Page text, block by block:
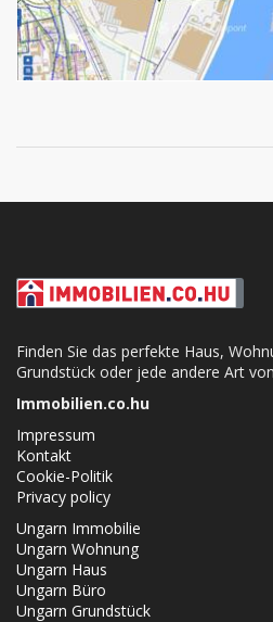
Finden Sie das perfekte Haus,
Grundstück oder jede andere Art
Immobilien.co.hu
Impressum
Kontakt
Cookie-Politik
Privacy policy
Ungarn Immobilie
Ungarn Wohnung
Ungarn Haus
Ungarn Büro
Ungarn Grundstück